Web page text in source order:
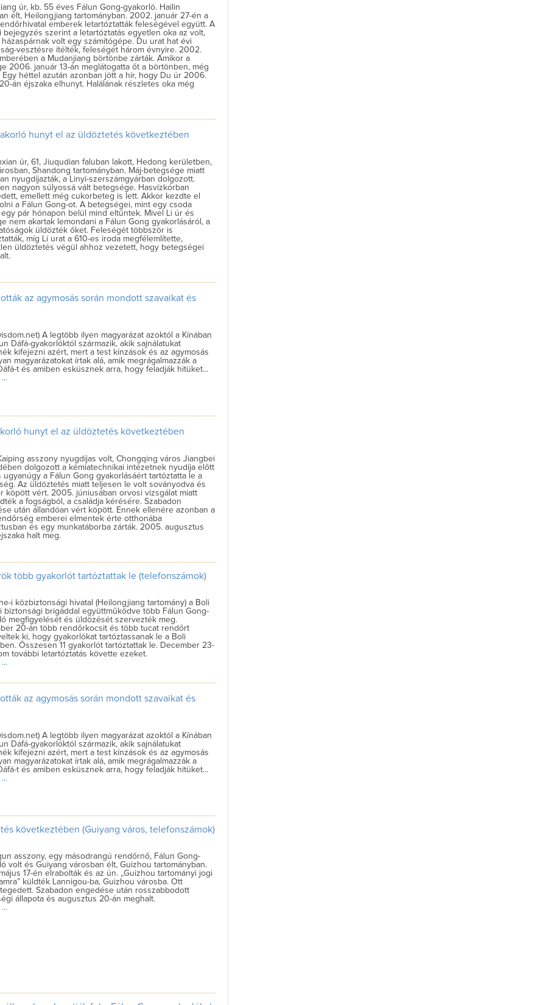
úr, kb. 55 éves Fálun Gong-gyakorló. Hailin
élt, Heilongjiang tartományban. 2002. január 27-én a
emberek letartóztatták feleségével együtt. A
bejegyzés szerint a letartóztatás egyetlen oka az volt,
házaspárnak volt egy számítógépe. Du urat hat évi
vesztésre ítélték, feleségét három évnyire. 2002.
a Mudanjiang börtönbe zárták. Amikor a
2006. január 13-án meglátogatta őt a börtönben, még
Egy héttel azután azonban jött a hír, hogy Du úr 2006.
án éjszaka elhunyt. Halálának részletes oka még
hunyt el az üldöztetés következtében
úr, 61, Jiuqudian faluban lakott, Hedong kerületben,
Shandong tartományban. Máj-betegsége miatt
nyugdíjazták, a Linyi-szerszámgyárban dolgozott.
nagyon súlyossá vált betegsége. Hasvízkórban
emellett még cukorbeteg is lett. Akkor kezdte el
a Fálun Gong-ot. A betegségei, mint egy csoda
pár hónapon belül mind eltűntek. Mivel Li úr és
nem akartak lemondani a Fálun Gong gyakorlásáról, a
üldözték őket. Feleségét többször is
míg Li urat a 610-es iroda megfélemlítette,
üldöztetés végül ahhoz vezetett, hogy betegségei
az agymosás során mondott szavaikat és
A legtöbb ilyen magyarázat azoktól a Kínában
Dáfá-gyakorlóktól származik, akik sajnálatukat
kifejezni azért, mert a test kínzások és az agymosás
magyarázatokat írtak alá, amik megrágalmazzák a
t és amiben esküsznek arra, hogy feladják hitüket...
hunyt el az üldöztetés következtében
asszony nyugdíjas volt, Chongqing város Jiangbei
dolgozott a kémiatechnikai intézetnek nyudíja előtt
ugyanúgy a Fálun Gong gyakorlásáért tartóztatta le a
Az üldöztetés miatt teljesen le volt soványodva és
köpött vért. 2005. júniusában orvosi vizsgálat miatt
a fogságból, a családja kérésére. Szabadon
után állandóan vért köpött. Ennek ellenére azonban a
emberei elmentek érte otthonába
és egy munkatáborba zárták. 2005. augusztus
halt meg.
több gyakorlót tartóztattak le (telefonszámok)
i közbiztonsági hivatal (Heilongjiang tartomány) a Boli
biztonsági brigáddal együttműködve több Fálun Gong-
megfigyelését és üldözését szervezték meg.
20-án több rendőrkocsit és több tucat rendőrt
ki, hogy gyakorlókat tartóztassanak le a Boli
Összesen 11 gyakorlót tartóztattak le. December 23-
további letartóztatás követte ezeket.
az agymosás során mondott szavaikat és
A legtöbb ilyen magyarázat azoktól a Kínában
Dáfá-gyakorlóktól származik, akik sajnálatukat
kifejezni azért, mert a test kínzások és az agymosás
magyarázatokat írtak alá, amik megrágalmazzák a
t és amiben esküsznek arra, hogy feladják hitüket...
következtében (Guiyang város, telefonszámok)
asszony, egy másodrangú rendőrnő, Fálun Gong-
volt és Guiyang városban élt, Guizhou tartományban.
17-én elrabolták és az ún. „Guizhou tartományi jogi
küldték Lannigou-ba, Guizhou városba. Ott
Szabadon engedése után rosszabbodott
állapota és augusztus 20-án meghalt.